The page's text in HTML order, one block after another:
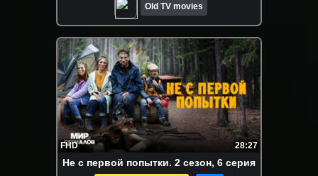
Old TV movies
FHD 28:27
He c пepвой пoпытки. 2 сезон, 6 серия